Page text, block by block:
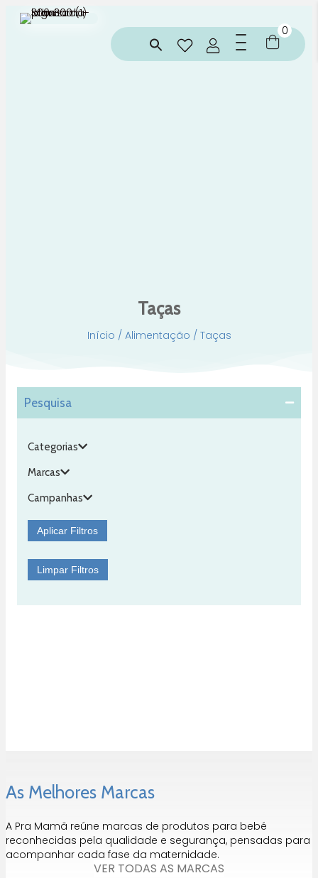
0
Taças
Início / Alimentação / Taças
Pesquisa
Categorias
Marcas
Campanhas
Aplicar Filtros
Limpar Filtros
As Melhores Marcas
A Pra Mamã reúne marcas de produtos para bebé
reconhecidas pela qualidade e segurança, pensadas para
acompanhar cada fase da maternidade.
VER TODAS AS MARCAS